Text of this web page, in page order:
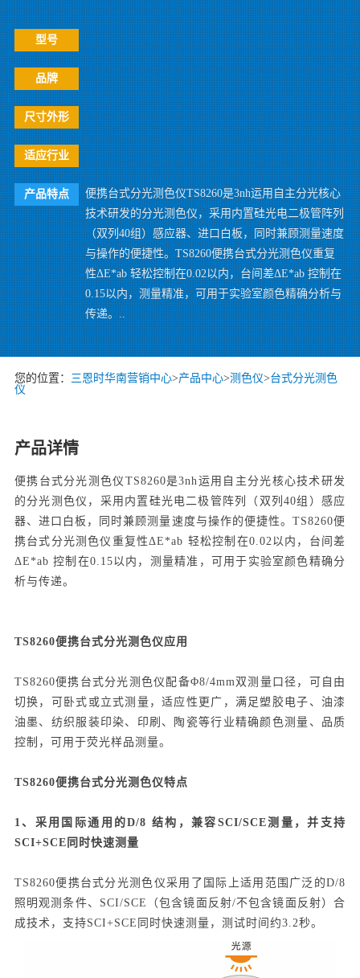
型号
品牌
尺寸外形
适应行业
产品特点
便携台式分光测色仪TS8260是3nh运用自主分光核心
技术研发的分光测色仪，采用内置硅光电二极管阵列
（双列40组）感应器、进口白板，同时兼顾测量速度
与操作的便捷性。TS8260便携台式分光测色仪重复
性ΔE*ab 轻松控制在0.02以内，台间差ΔE*ab 控制在
0.15以内，测量精准，可用于实验室颜色精确分析与
传递。..
您的位置： 三恩时华南营销中心>产品中心>测色仪>台式分光测色
仪
产品详情
便携台式分光测色仪TS8260是3nh运用自主分光核心技术研发
的分光测色仪，采用内置硅光电二极管阵列（双列40组）感应
器、进口白板，同时兼顾测量速度与操作的便捷性。TS8260便
携台式分光测色仪重复性ΔE*ab 轻松控制在0.02以内，台间差
ΔE*ab 控制在0.15以内，测量精准，可用于实验室颜色精确分
析与传递。
TS8260便携台式分光测色仪应用
TS8260便携台式分光测色仪配备Φ8/4mm双测量口径，可自由
切换，可卧式或立式测量，适应性更广，满足塑胶电子、油漆
油墨、纺织服装印染、印刷、陶瓷等行业精确颜色测量、品质
控制，可用于荧光样品测量。
TS8260便携台式分光测色仪特点
1、采用国际通用的D/8 结构，兼容SCI/SCE测量，并支持
SCI+SCE同时快速测量
TS8260便携台式分光测色仪采用了国际上适用范围广泛的D/8
照明观测条件、SCI/SCE（包含镜面反射/不包含镜面反射）合
成技术，支持SCI+SCE同时快速测量，测试时间约3.2秒。